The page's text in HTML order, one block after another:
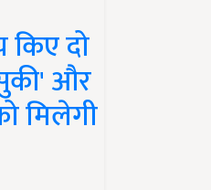
दो
और
मिलेगी